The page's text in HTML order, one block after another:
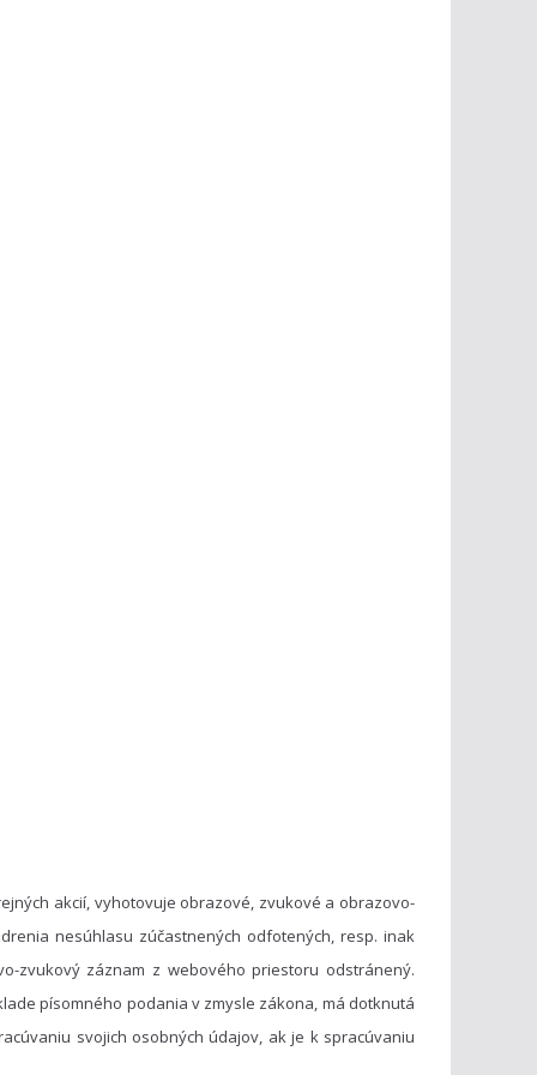
akcií, vyhotovuje obrazové, zvukové a obrazovo-
nesúhlasu zúčastnených odfotených, resp. inak
zvukový záznam z webového priestoru odstránený.
písomného podania v zmysle zákona, má dotknutá
svojich osobných údajov, ak je k spracúvaniu